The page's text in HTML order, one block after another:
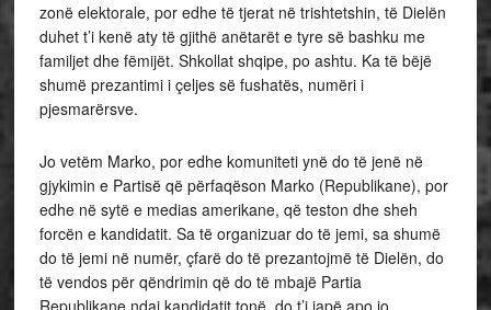
zonë elektorale, por edhe të tjerat në trishtetshin, të Dielën
duhet t’i kenë aty të gjithë anëtarët e tyre së bashku me
familjet dhe fëmijët. Shkollat shqipe, po ashtu. Ka të bëjë
shumë prezantimi i çeljes së fushatës, numëri i
pjesmarërsve.
Jo vetëm Marko, por edhe komuniteti ynë do të jenë në
gjykimin e Partisë që përfaqëson Marko (Republikane), por
edhe në sytë e medias amerikane, që teston dhe sheh
forcën e kandidatit. Sa të organizuar do të jemi, sa shumë
do të jemi në numër, çfarë do të prezantojmë të Dielën, do
të vendos për qëndrimin që do të mbajë Partia
Republikane ndaj kandidatit tonë, do t’i japë apo jo